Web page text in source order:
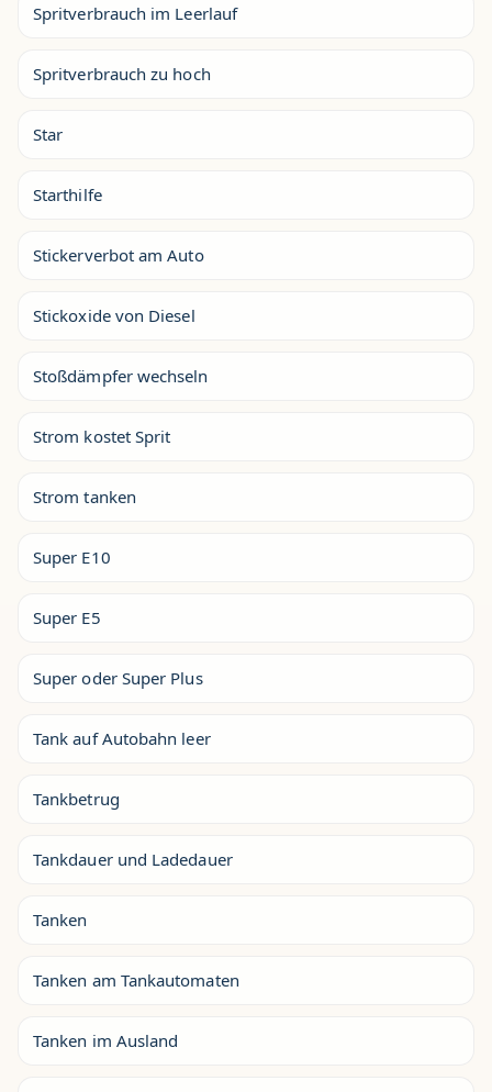
Spritverbrauch im Leerlauf
Spritverbrauch zu hoch
Star
Starthilfe
Stickerverbot am Auto
Stickoxide von Diesel
Stoßdämpfer wechseln
Strom kostet Sprit
Strom tanken
Super E10
Super E5
Super oder Super Plus
Tank auf Autobahn leer
Tankbetrug
Tankdauer und Ladedauer
Tanken
Tanken am Tankautomaten
Tanken im Ausland